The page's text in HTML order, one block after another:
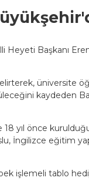
Heyeti Başkanı
üniversite
kaydeden
yıl önce
İngilizce eğitim
işlemeli tablo